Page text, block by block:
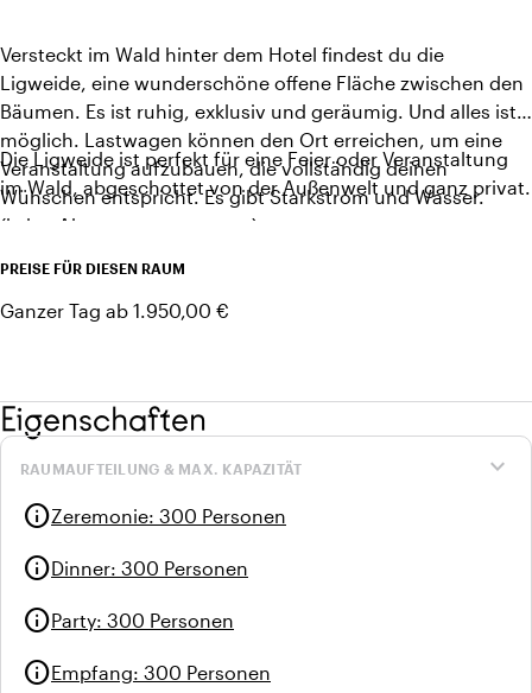
Versteckt im Wald hinter dem Hotel findest du die
Ligweide, eine wunderschöne offene Fläche zwischen den
Bäumen. Es ist ruhig, exklusiv und geräumig. Und alles ist
möglich. Lastwagen können den Ort erreichen, um eine
Veranstaltung aufzubauen, die vollständig deinen
Wünschen entspricht. Es gibt Starkstrom und Wasser.
(keine Abwasserentsorgung)
Die Ligweide ist perfekt für eine Feier oder Veranstaltung
im Wald, abgeschottet von der Außenwelt und ganz privat.
PREISE FÜR DIESEN RAUM
Ganzer Tag ab 1.950,00 €
Eigenschaften
expand_more
RAUMAUFTEILUNG & MAX. KAPAZITÄT
infoZeremonie: 300 Personen
infoDinner: 300 Personen
infoParty: 300 Personen
infoEmpfang: 300 Personen